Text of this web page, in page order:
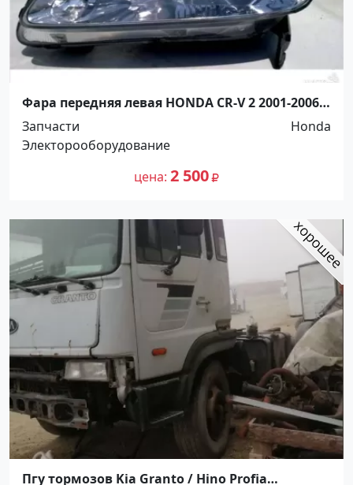
Фара передняя левая HONDA CR-V 2 2001-2006
Краснодар
Запчасти
Honda
Электорооборудование
цена 2 500
Пгу тормозов Kia Granto / Hino Profia